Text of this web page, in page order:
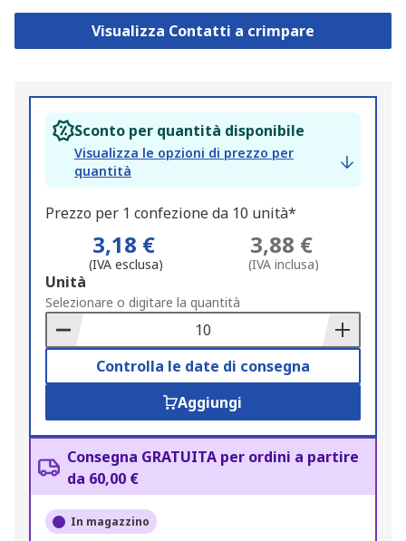
Visualizza Contatti a crimpare
Sconto per quantità disponibile
Visualizza le opzioni di prezzo per
quantità
Prezzo per 1 confezione da 10 unità*
3,18 €
(IVA esclusa)
3,88 €
(IVA inclusa)
Add
to
Basket
Unità
Selezionare o digitare la quantità
Controlla le date di consegna
Aggiungi
Consegna GRATUITA per ordini a partire
da 60,00 €
In magazzino